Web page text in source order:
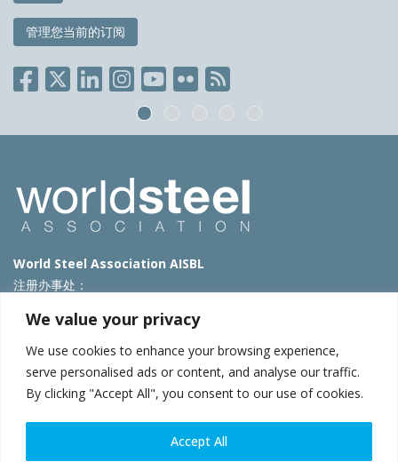
We value your privacy
We use cookies to enhance your browsing experience,
serve personalised ads or content, and analyse our traffic.
By clicking "Accept All", you consent to our use of cookies.
Accept All
管理您当前的订阅
World Steel Association AISBL
注册办事处：
T: +32 2 702 89 00 – E:steel@worldsteel.org
北京市朝阳区霄云路40号院国航世纪大厦1号楼3层3F
E:china@worldsteel.org
使用条款|隐私政策